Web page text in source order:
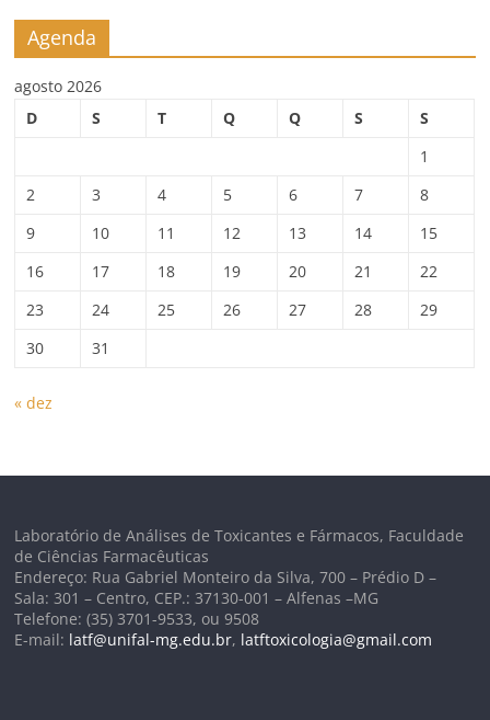
Agenda
agosto 2026
D
S T Q Q S
S
1
2
3 4 5 6 7
8
9
10 11 12 13 14
15
16
17 18 19 20 21
22
23
24 25 26 27 28
29
30
31
« dez
Laboratório de Análises de Toxicantes e Fármacos, Faculdade
de Ciências Farmacêuticas
Endereço: Rua Gabriel Monteiro da Silva, 700 – Prédio D –
Sala: 301 – Centro, CEP.: 37130-001 – Alfenas –MG
Telefone: (35) 3701-9533, ou 9508
E-mail: latf@unifal-mg.edu.br, latftoxicologia@gmail.com